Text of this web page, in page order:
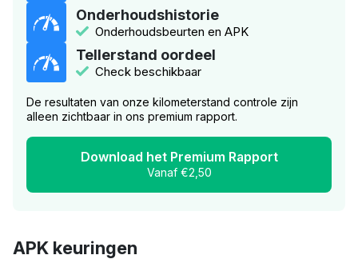
Onderhoudshistorie
Onderhoudsbeurten en APK
Tellerstand oordeel
Check beschikbaar
De resultaten van onze kilometerstand controle zijn
alleen zichtbaar in ons premium rapport.
Download het Premium Rapport
Vanaf €2,50
APK keuringen